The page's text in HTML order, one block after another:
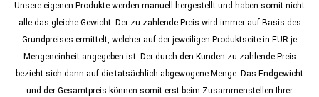
Unsere eigenen Produkte werden manuell hergestellt und haben somit nicht
alle das gleiche Gewicht. Der zu zahlende Preis wird immer auf Basis des
Grundpreises ermittelt, welcher auf der jeweiligen Produktseite in EUR je
Mengeneinheit angegeben ist. Der durch den Kunden zu zahlende Preis
bezieht sich dann auf die tatsächlich abgewogene Menge. Das Endgewicht
und der Gesamtpreis können somit erst beim Zusammenstellen Ihrer